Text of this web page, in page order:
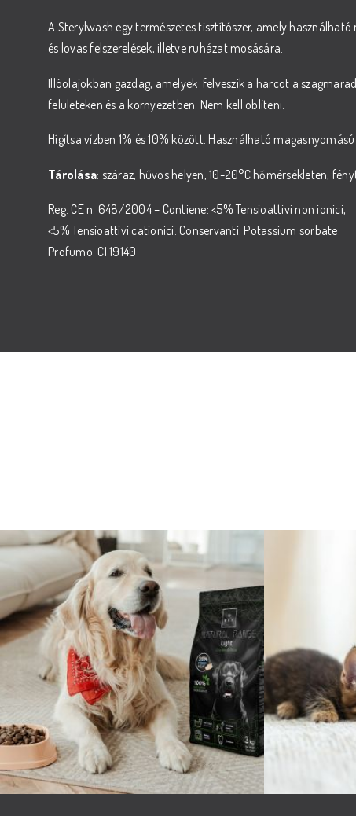
A Sterylwash egy természetes tisztítószer, amely
és lovas felszerelések, illetve ruházat mosására.
Illóolajokban gazdag, amelyek felveszik a harcot a
felületeken és a környezetben. Nem kell öblíteni.
Hígítsa vízben 1% és 10% között. Használható
Tárolása: száraz, hűvös helyen, 10-20°C hőmérsékleten,
Reg. CE n. 648/2004 – Contiene: <5% Tensioattivi non ionici,
<5% Tensioattivi cationici. Conservanti: Potassium sorbate.
Profumo. CI 19140